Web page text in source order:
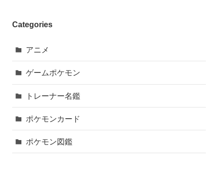
Categories
アニメ
ゲームポケモン
トレーナー名鑑
ポケモンカード
ポケモン図鑑